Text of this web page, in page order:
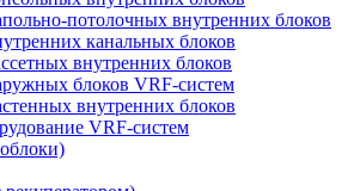
потолочных внутренних блоков
канальных блоков
внутренних блоков
блоков VRF-систем
внутренних блоков
VRF-систем